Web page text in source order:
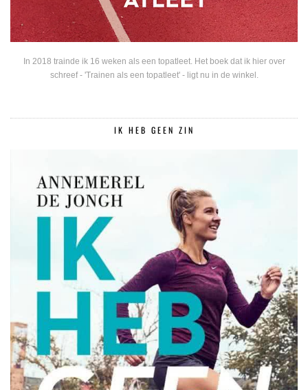
In 2018 trainde ik 16 weken als een topatleet. Het boek dat ik hier over
schreef - 'Trainen als een topatleet' - ligt nu in de winkel.
IK HEB GEEN ZIN